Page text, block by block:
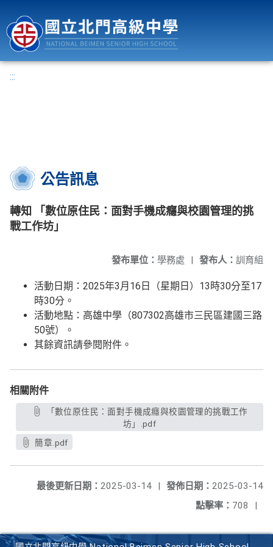
:::
公告訊息
轉知 「數位原住⺠：面對手機成癮與校園管理的挑
戰工作坊」
發布人： 訓育組
發布單位： 學務處 |
活動日期：2025年3月16日（星期日）13時30分至17
時30分。
活動地點：高雄中學（807302高雄市三⺠區建國三路
50號）。
其餘資訊請參閱附件。
相關附件
坊」.pdf
簡章.pdf
發佈日期： 2025-03-14
最後更新日期： 2025-03-14
|
點擊率： 708 |